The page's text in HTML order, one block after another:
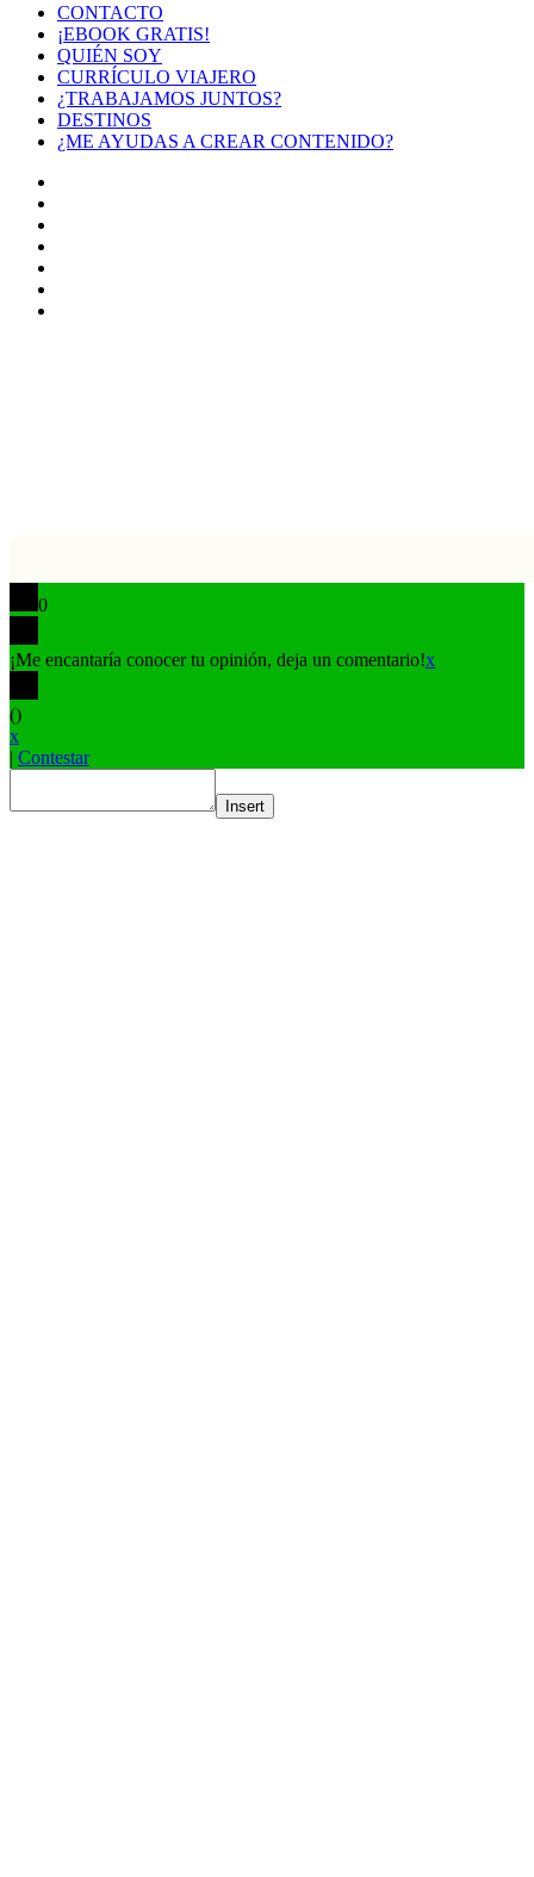
CONTACTO
¡EBOOK GRATIS!
QUIÉN SOY
CURRÍCULO VIAJERO
¿TRABAJAMOS JUNTOS?
DESTINOS
¿ME AYUDAS A CREAR CONTENIDO?
0
¡Me encantaría conocer tu opinión, deja un comentario!x
()
x
| Contestar
Insert